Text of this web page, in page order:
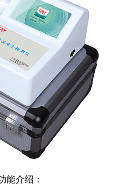
能介绍：